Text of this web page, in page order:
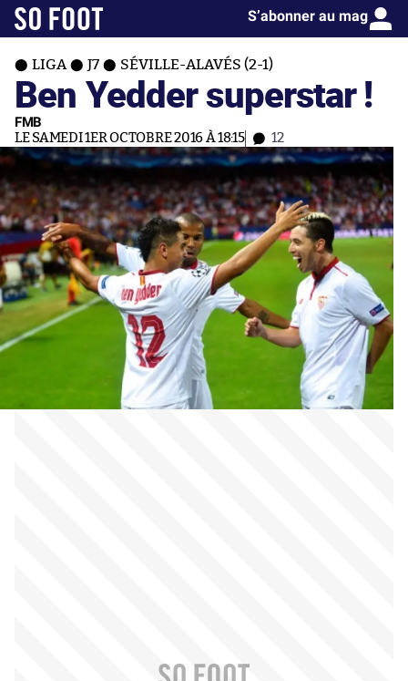
S’abonner au mag
LIGA J7 SÉVILLE-ALAVÉS (2-1)
Ben Yedder superstar !
FMB
LE SAMEDI 1ER OCTOBRE 2016 À 18:15 12